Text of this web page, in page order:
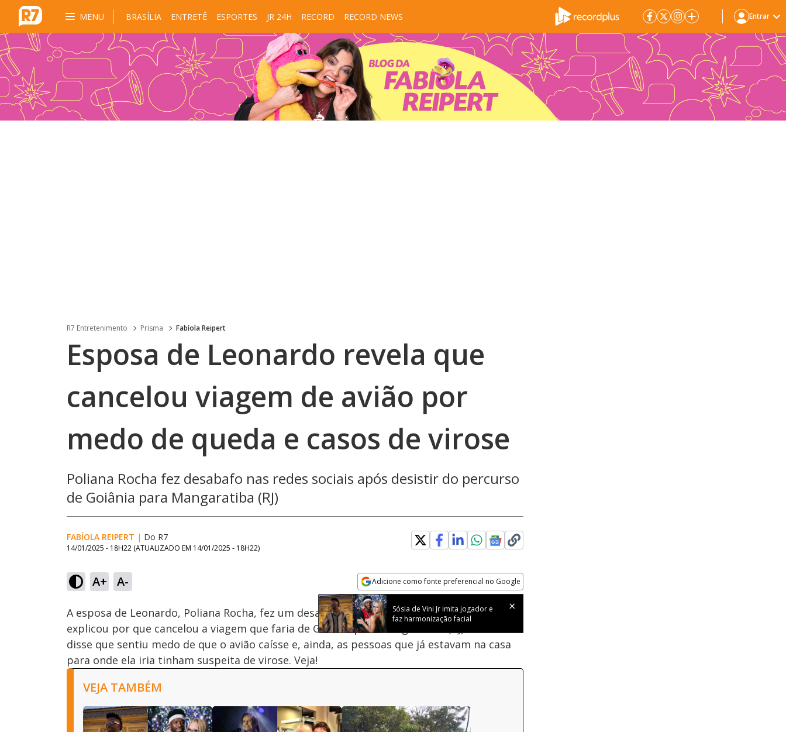
MENU BRASÍLIA ENTRETÊ ESPORTES JR 24H RECORD RECORD NEWS Entrar
R7 Entretenimento Prisma Fabíola Reipert
Esposa de Leonardo revela que
cancelou viagem de avião por
medo de queda e casos de virose
Poliana Rocha fez desabafo nas redes sociais após desistir do percurso
de Goiânia para Mangaratiba (RJ)
FABÍOLA REIPERT | Do R7
14/01/2025 - 18H22 (ATUALIZADO EM 14/01/2025 - 18H22)
A+ A- Adicione como fonte preferencial no Google
Opens in new window
Sósia de Vini Jr imita jogador e
faz harmonização facial
Ativar
Som
Velocidade
A esposa de Leonardo, Poliana Rocha, fez um desabafo em seu perfil nas redes sociais e
explicou por que cancelou a viagem que faria de Goiânia para Mangaratiba (RJ). Poliana
disse que sentiu medo de que o avião caísse e, ainda, as pessoas que já estavam na casa
para onde ela iria tinham suspeita de virose. Veja!
VEJA TAMBÉM